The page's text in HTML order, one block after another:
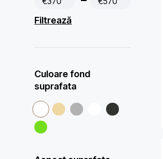
Filtrează
Culoare fond
suprafata